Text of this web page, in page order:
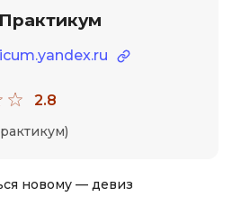
2.8
новому — девиз